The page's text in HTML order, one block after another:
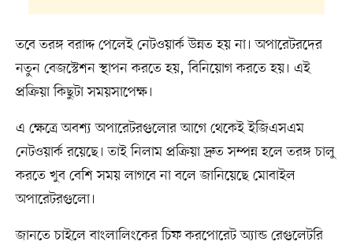
তবে তরঙ্গ বরাদ্দ পেলেই নেটওয়ার্ক উন্নত হয় না। অপারেটরদের
নতুন বেজস্টেশন স্থাপন করতে হয়, বিনিয়োগ করতে হয়। এই
প্রক্রিয়া কিছুটা সময়সাপেক্ষ।
এ ক্ষেত্রে অবশ্য অপারেটরগুলোর আগে থেকেই ইজিএসএম
নেটওয়ার্ক রয়েছে। তাই নিলাম প্রক্রিয়া দ্রুত সম্পন্ন হলে তরঙ্গ চালু
করতে খুব বেশি সময় লাগবে না বলে জানিয়েছে মোবাইল
অপারেটরগুলো।
জানতে চাইলে বাংলালিংকের চিফ করপোরেট অ্যান্ড রেগুলেটরি